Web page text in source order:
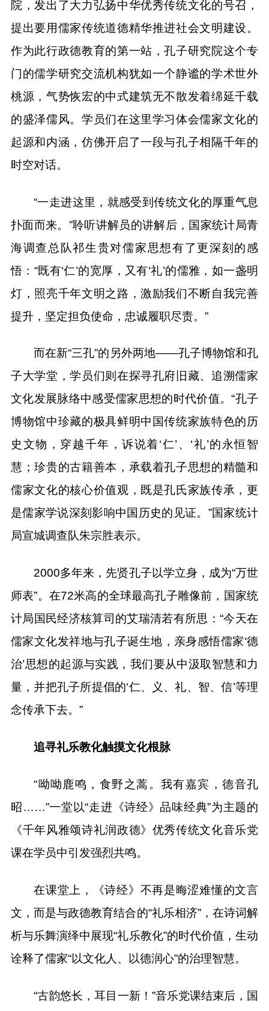
院，发出了大力弘扬中华优秀传统文化的号召，
提出要用儒家传统道德精华推进社会文明建设。
作为此行政德教育的第一站，孔子研究院这个专
门的儒学研究交流机构犹如一个静谧的学术世外
桃源，气势恢宏的中式建筑无不散发着绵延千载
的盛泽儒风。学员们在这里学习体会儒家文化的
起源和内涵，仿佛开启了一段与孔子相隔千年的
时空对话。
“一走进这里，就感受到传统文化的厚重气息
扑面而来。”聆听讲解员的讲解后，国家统计局青
海调查总队祁生贵对儒家思想有了更深刻的感
悟：“既有‘仁’的宽厚，又有‘礼’的儒雅，如一盏明
灯，照亮千年文明之路，激励我们不断自我完善
提升，坚定担负使命，忠诚履职尽责。”
而在新“三孔”的另外两地——孔子博物馆和孔
子大学堂，学员们则在探寻孔府旧藏、追溯儒家
文化发展脉络中感受儒家思想的时代价值。“孔子
博物馆中珍藏的极具鲜明中国传统家族特色的历
史文物，穿越千年，诉说着‘仁’、‘礼’的永恒智
慧；珍贵的古籍善本，承载着孔子思想的精髓和
儒家文化的核心价值观，既是孔氏家族传承，更
是儒家学说深刻影响中国历史的见证。”国家统计
局宣城调查队朱宗胜表示。
2000多年来，先贤孔子以学立身，成为“万世
师表”。在72米高的全球最高孔子雕像前，国家统
计局国民经济核算司的艾瑞清若有所思：“今天在
儒家文化发祥地与孔子诞生地，亲身感悟儒家‘德
治’思想的起源与实践，我们要从中汲取智慧和力
量，并把孔子所提倡的‘仁、义、礼、智、信’等理
念传承下去。”
追寻礼乐教化触摸文化根脉
“呦呦鹿鸣，食野之蒿。我有嘉宾，德音孔
昭……”一堂以“走进《诗经》品味经典”为主题的
《千年风雅颂诗礼润政德》优秀传统文化音乐党
课在学员中引发强烈共鸣。
在课堂上，《诗经》不再是晦涩难懂的文言
文，而是与政德教育结合的“礼乐相济”，在诗词解
析与乐舞演绎中展现“礼乐教化”的时代价值，生动
诠释了儒家“以文化人、以德润心”的治理智慧。
“古韵悠长，耳目一新！”音乐党课结束后，国